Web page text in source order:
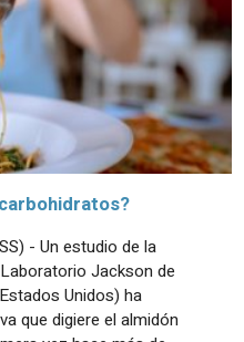
- Un estudio de la
Jackson de
Unidos) ha
que digiere el almidón